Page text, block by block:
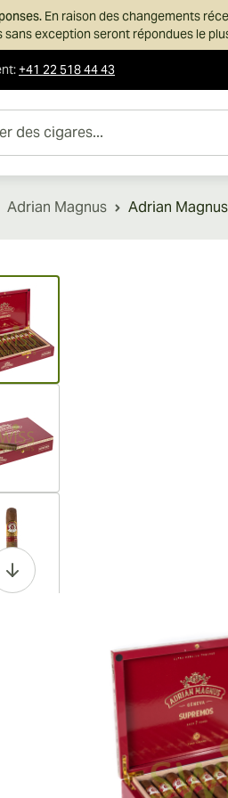
En raison des changements
exception seront répondues le
:+41 22 518 44 43
Adrian Magnus Adrian
View larger image
View larger image